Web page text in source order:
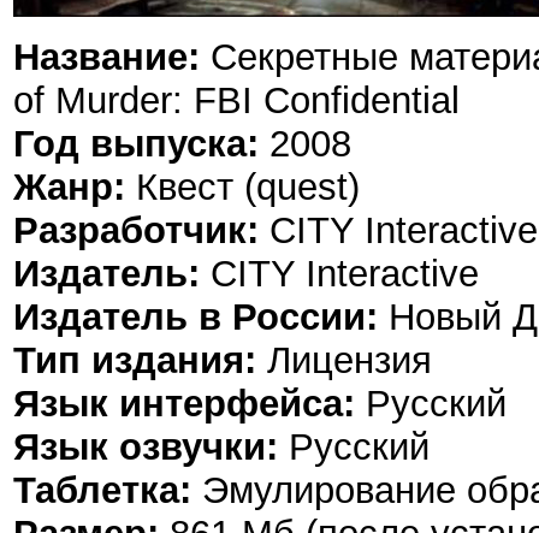
Название: Секретные
of Murder: FBI Confidential
Год выпуска: 2008
Жанр: Квест (quest)
Разработчик: CITY Interactive
Издатель: CITY Interactive
Издатель в России: Новый
Тип издания: Лицензия
Язык интерфейса: Русский
Язык озвучки: Русский
Таблетка: Эмулирование